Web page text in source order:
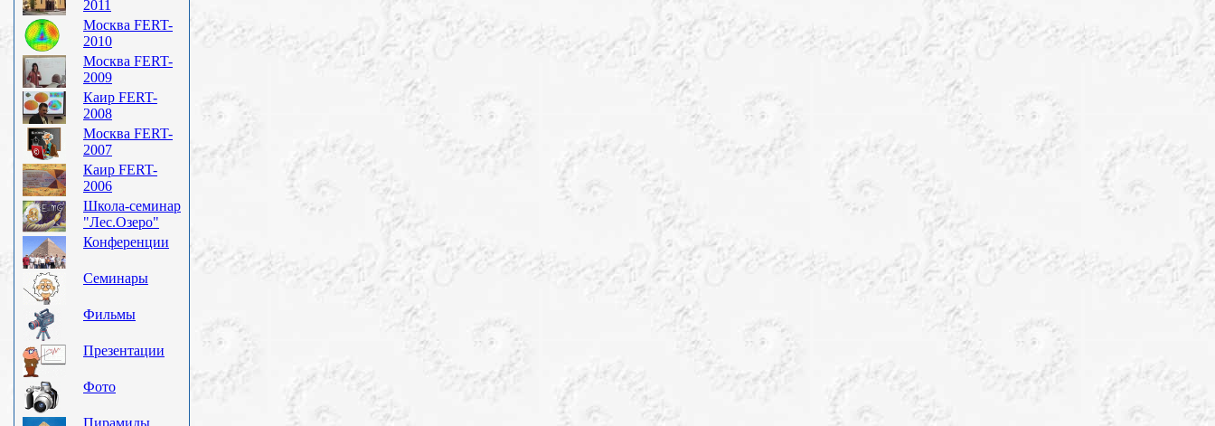
2011
Москва FERT-
2010
Москва FERT-
2009
Каир FERT-
2008
Москва FERT-
2007
Каир FERT-
2006
Школа-семинар
"Лес.Озеро"
Конференции
Семинары
Фильмы
Презентации
Фото
Пирамиды